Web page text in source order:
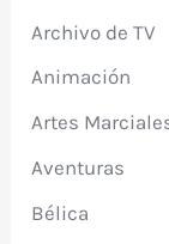
Archivo de TV
Animación
Artes
Aventuras
Bélica